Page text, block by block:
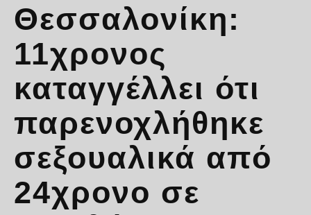
Θεσσαλονίκη:
11χρονος
καταγγέλλει ότι
παρενοχλήθηκε
σεξουαλικά από
24χρονο σε